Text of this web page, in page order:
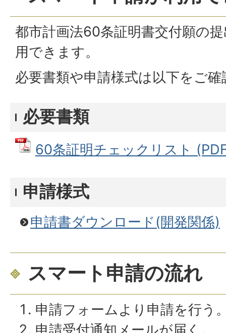
都市計画法60条証明書交付願の
用できます。
必要書類や申請様式は以下をご
必要書類
60条証明チェックリスト
申請様式
申請書ダウンロード(開発関係)
スマート申請の流れ
申請フォームより申請を行う